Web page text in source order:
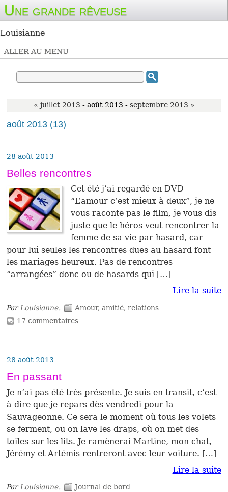
Une grande rêveuse
Louisianne
ALLER AU MENU
« juillet 2013 - août 2013 - septembre 2013 »
août 2013 (13)
28 août 2013
Belles rencontres
Cet été j’ai regardé en DVD
“L’amour c’est mieux à deux”, je ne
vous raconte pas le film, je vous dis
juste que le héros veut rencontrer la
femme de sa vie par hasard, car
pour lui seules les rencontres dues au hasard font
les mariages heureux. Pas de rencontres
“arrangées” donc ou de hasards qui […]
Lire la suite
ParLouisianne.
Amour, amitié, relations
17 commentaires
28 août 2013
En passant
Je n’ai pas été très présente. Je suis en transit, c’est
à dire que je repars dès vendredi pour la
Sauvageonne. Ce sera le moment où tous les volets
se ferment, ou on lave les draps, où on met des
toiles sur les lits. Je ramènerai Martine, mon chat,
Jérémy et Artémis rentreront avec leur voiture. […]
Lire la suite
Par Louisianne. Journal de bord